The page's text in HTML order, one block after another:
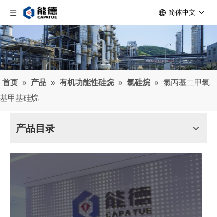
简体中文
首页 » 产品 » 有机功能性硅烷 » 氯硅烷 » 氯丙基二甲氧
基甲基硅烷
产品目录